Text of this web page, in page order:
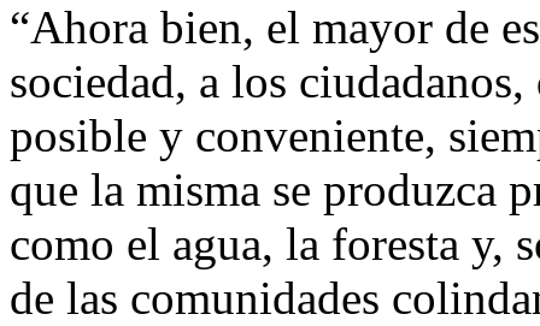
“Ahora bien, el mayor de
sociedad, a los
posible y conveniente,
que la misma se produzca
como el agua, la foresta y,
de las comunidades